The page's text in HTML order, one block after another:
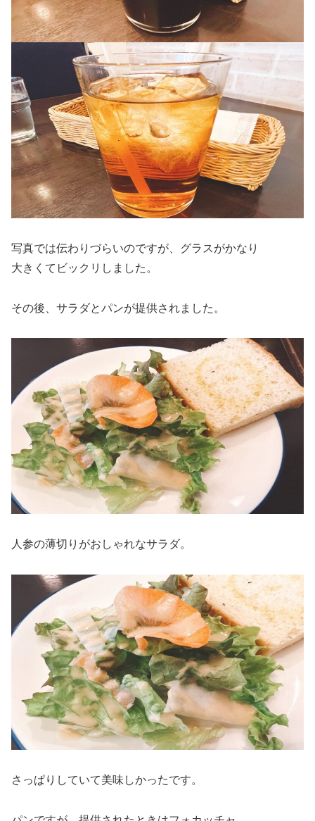
写真では伝わりづらいのですが、グラスがかなり
大きくてビックリしました。
その後、サラダとパンが提供されました。
人参の薄切りがおしゃれなサラダ。
さっぱりしていて美味しかったです。